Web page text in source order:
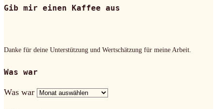
Gib mir einen Kaffee aus
Danke für deine Unterstützung und Wertschätzung für meine Arbeit.
Was war
Was war